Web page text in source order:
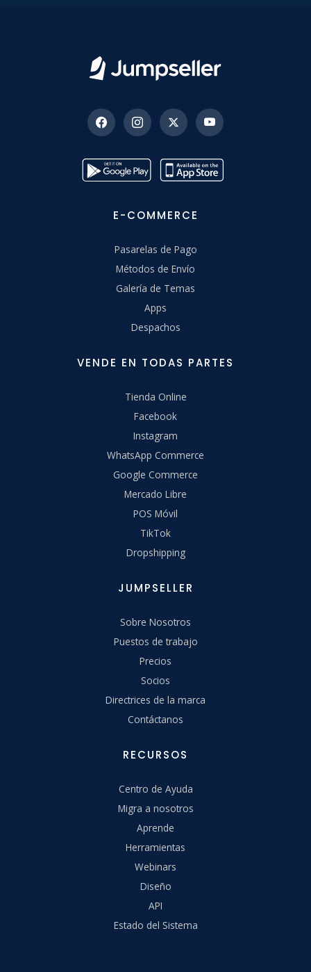
E-COMMERCE
Pasarelas de Pago
Métodos de Envío
Galería de Temas
Apps
Despachos
VENDE EN TODAS PARTES
Tienda Online
Facebook
Instagram
WhatsApp Commerce
Google Commerce
Mercado Libre
POS Móvil
TikTok
Dropshipping
JUMPSELLER
Sobre Nosotros
Puestos de trabajo
Precios
Socios
Directrices de la marca
Contáctanos
RECURSOS
Centro de Ayuda
Migra a nosotros
Aprende
Herramientas
Webinars
Diseño
API
Estado del Sistema